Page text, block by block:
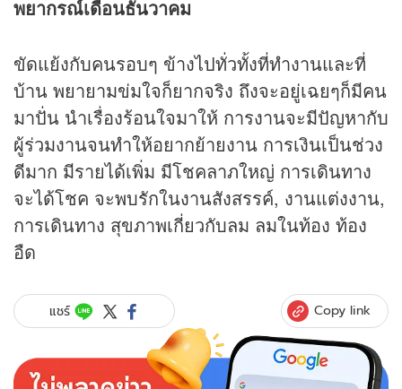
พยากรณ์เดือนธันวาคม
ขัดแย้งกับคนรอบๆ ข้างไปทั่วทั้งที่ทำงานและที่
บ้าน พยายามข่มใจก็ยากจริง ถึงจะอยู่เฉยๆก็มีคน
มาปั่น นำเรื่องร้อนใจมาให้ การงานจะมีปัญหากับ
ผู้ร่วมงานจนทำให้อยากย้ายงาน การเงินเป็นช่วง
ดีมาก มีรายได้เพิ่ม มีโชคลาภใหญ่ การเดินทาง
จะได้โชค จะพบรักในงานสังสรรค์, งานแต่งงาน,
การเดินทาง สุขภาพเกี่ยวกับลม ลมในท้อง ท้อง
อืด
แชร์ Copy link